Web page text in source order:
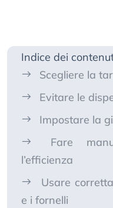
Indice dei
Scegliere la
Evitare le
Impostare la
Fare
l’efficienza
Usare
e i fornelli